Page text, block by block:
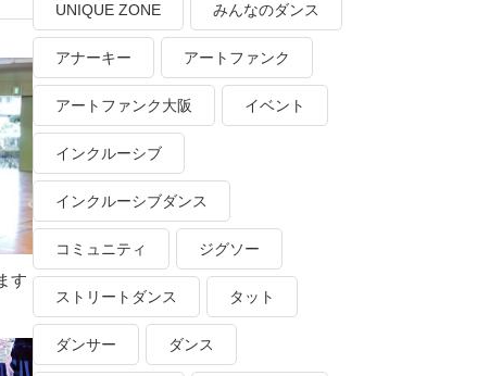
す
UNIQUE ZONE みんなのダンス
アナーキー アートファンク
アートファンク大阪 イベント
インクルーシブ
インクルーシブダンス
コミュニティ ジグソー
ストリートダンス タット
ダンサー ダンス